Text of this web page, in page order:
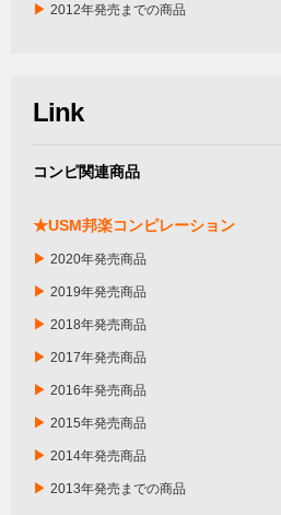
▶ 2012年発売までの商品
Link
コンピ関連商品
★USM邦楽コンピレーション
▶ 2020年発売商品
▶ 2019年発売商品
▶ 2018年発売商品
▶ 2017年発売商品
▶ 2016年発売商品
▶ 2015年発売商品
▶ 2014年発売商品
▶ 2013年発売までの商品